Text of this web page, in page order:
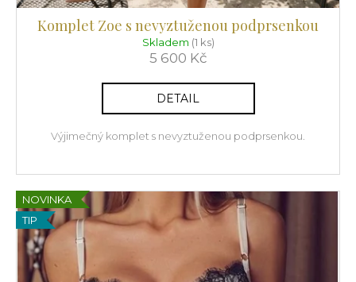
Komplet Zoe s nevyztuženou podprsenkou
Skladem (1 ks)
5 600 Kč
DETAIL
Výjimečný komplet s nevyztuženou podprsenkou.
NOVINKA
TIP